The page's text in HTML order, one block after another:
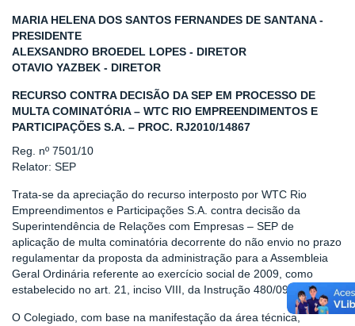
MARIA HELENA DOS SANTOS FERNANDES DE SANTANA -
PRESIDENTE
ALEXSANDRO BROEDEL LOPES - DIRETOR
OTAVIO YAZBEK - DIRETOR
RECURSO CONTRA DECISÃO DA SEP EM PROCESSO DE
MULTA COMINATÓRIA – WTC RIO EMPREENDIMENTOS E
PARTICIPAÇÕES S.A. – PROC. RJ2010/14867
Reg. nº 7501/10
Relator: SEP
Trata-se da apreciação do recurso interposto por WTC Rio
Empreendimentos e Participações S.A. contra decisão da
Superintendência de Relações com Empresas – SEP de
aplicação de multa cominatória decorrente do não envio no prazo
regulamentar da proposta da administração para a Assembleia
Geral Ordinária referente ao exercício social de 2009, como
estabelecido no art. 21, inciso VIII, da Instrução 480/09.
O Colegiado, com base na manifestação da área técnica,